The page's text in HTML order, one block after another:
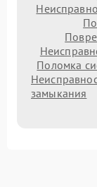
Поломка
замыкания